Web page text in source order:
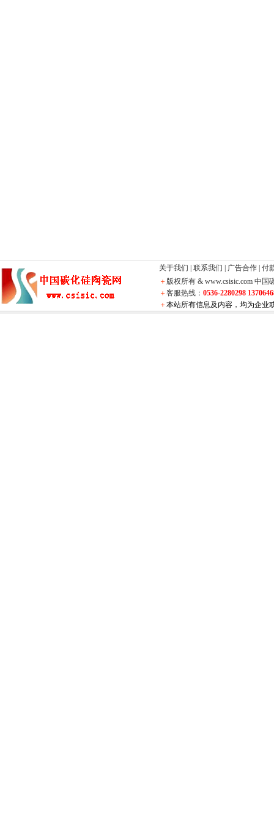
关于我们 联系我们 广告合作 付
＋ 版权所有 & www.csisic.com 中国
＋客服热线： 0536-2280298
＋本站所有信息及内容，均为企业